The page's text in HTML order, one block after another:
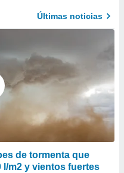
Últimas noticias
de tormenta que
l/m2 y vientos fuertes